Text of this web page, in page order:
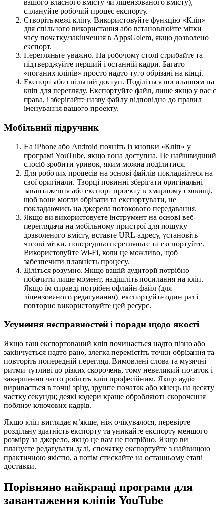
вашого власного вмісту чи ліцензованого вмісту),
сплануйте робочий процес експорту.
Створіть межі кліпу. Використовуйте функцію «Кліп»
для спільного використання або встановлюйте мітки
часу початку/закінчення в AppsGolem, якщо дозволено
експорт.
Перегляньте уважно. На робочому столі стрибайте та
підтверджуйте перший і останній кадри. Багато
«поганих кліпів» просто надто туго обрізані на кінці.
Експорт або спільний доступ. Поділіться посиланням на
кліп для перегляду. Експортуйте файл, лише якщо у вас є
права, і зберігайте назву файлу відповідно до правил
іменування вашого проекту.
Мобільний підручник
На iPhone або Android почніть із кнопки «Кліп» у
програмі YouTube, якщо вона доступна. Це найшвидший
спосіб зробити уривок, яким можна поділитися.
Для робочих процесів на основі файлів покладайтеся на
свої оригінали. Творці повинні зберігати оригінальні
завантаження або експорт проекту в хмарному сховищі,
щоб вони могли обрізати та експортувати, не
покладаючись на джерела потокового передавання.
Якщо ви використовуєте інструмент на основі веб-
переглядача на мобільному пристрої для пошуку
дозволеного вмісту, вставте URL-адресу, установіть
часові мітки, попередньо перегляньте та експортуйте.
Використовуйте Wi-Fi, коли це можливо, щоб
забезпечити плавність процесу.
Діліться розумно. Якщо вашій аудиторії потрібно
побачити лише момент, надішліть посилання на кліп.
Якщо їм справді потрібен офлайн-файл (для
ліцензованого редагування), експортуйте один раз і
повторно використовуйте цей ресурс.
Усунення несправностей і поради щодо якості
Якщо ваш експортований кліп починається надто пізно або
закінчується надто рано, злегка перемістіть точки обрізання та
повторіть попередній перегляд. Вимовлені слова та музичні
ритми чутливі до різких скорочень, тому невеликий початок і
завершення часто роблять кліп професійним. Якщо аудіо
виривається в точці зрізу, зруште початок або кінець на десяту
частку секунди; деякі кодери краще обробляють скорочення
поблизу ключових кадрів.
Якщо кліп виглядає м’якше, ніж очікувалося, перевірте
роздільну здатність експорту та уникайте експорту меншого
розміру за джерело, якщо це вам не потрібно. Якщо ви
плануєте редагувати далі, спочатку експортуйте з найвищою
практичною якістю, а потім стискайте на останньому етапі
доставки.
Порівняно найкращі програми для
завантаження кліпів YouTube